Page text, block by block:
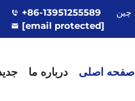
+86-13951255589
[email protected]
صفحه اصلی درباره ما